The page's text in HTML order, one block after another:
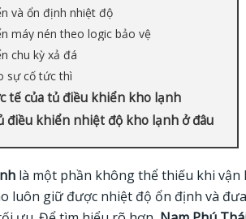
và ổn định nhiệt độ
máy nén theo logic bảo vệ
chu kỳ xả đá
sự cố tức thì
tế của tủ điều khiển kho lạnh
điều khiển nhiệt độ kho lạnh ở đâu
là một phần không thể thiếu khi vận
luôn giữ được nhiệt độ ổn định và